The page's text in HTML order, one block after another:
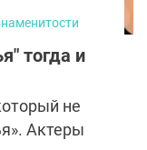
тогда и
не
Актеры